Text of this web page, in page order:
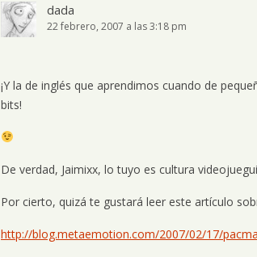
dada
22 febrero, 2007 a las 3:18 pm
¡Y la de inglés que aprendimos cuando de
bits!
De verdad, Jaimixx, lo tuyo es cultura
Por cierto, quizá te gustará leer este artículo
http://blog.metaemotion.com/2007/02/17/